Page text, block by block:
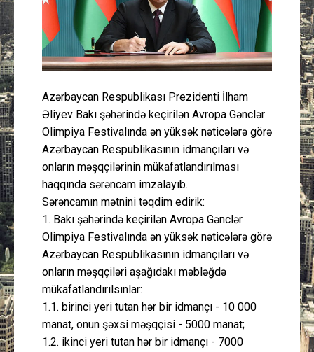
Müsahibə
İdman
Layihə
Gündəm
Peşə etikası
Əlaqə
Azərbaycan Respublikası Prezidenti İlham
Əliyev Bakı şəhərində keçirilən Avropa Gənclər
Olimpiya Festivalında ən yüksək nəticələrə görə
Azərbaycan Respublikasının idmançıları və
onların məşqçilərinin mükafatlandırılması
haqqında sərəncam imzalayıb.
Sərəncamın mətnini təqdim edirik:
1. Bakı şəhərində keçirilən Avropa Gənclər
Olimpiya Festivalında ən yüksək nəticələrə görə
Azərbaycan Respublikasının idmançıları və
onların məşqçiləri aşağıdakı məbləğdə
mükafatlandırılsınlar:
1.1. birinci yeri tutan hər bir idmançı - 10 000
manat, onun şəxsi məşqçisi - 5000 manat;
1.2. ikinci yeri tutan hər bir idmançı - 7000